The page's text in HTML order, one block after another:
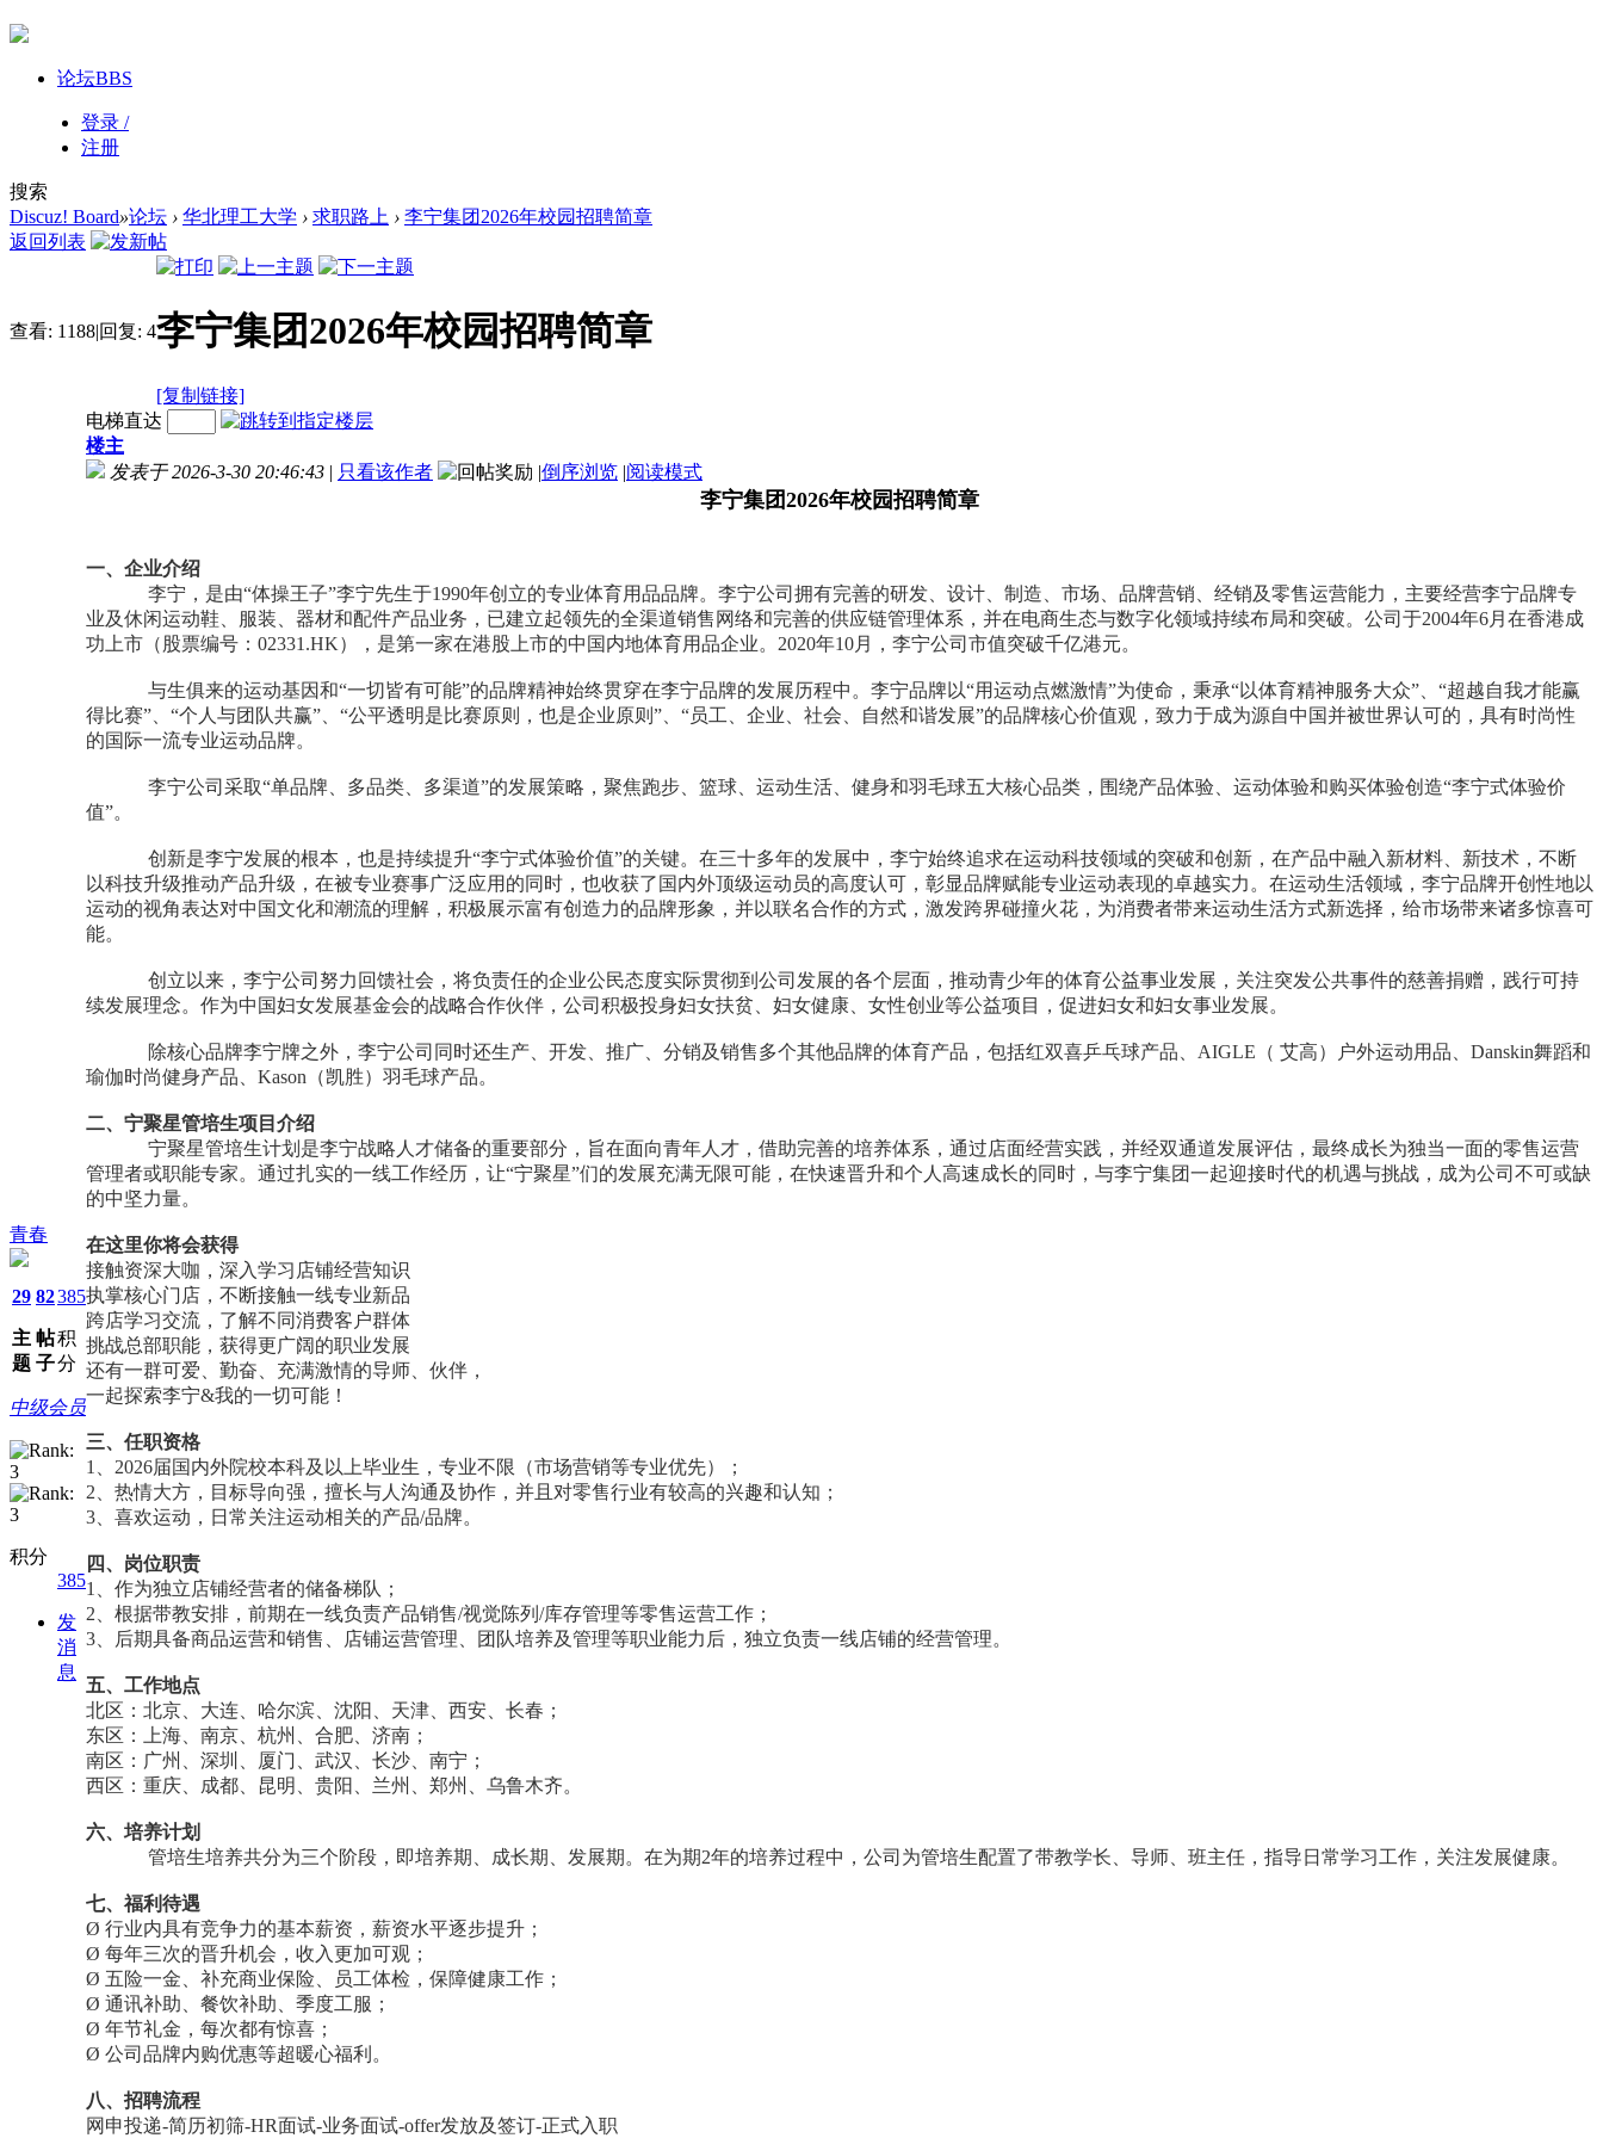
论坛BBS
登录 /
注册
搜索
Discuz! Board»论坛 › 华北理工大学 › 求职路上 › 李宁集团2026年校园招聘简章
返回列表
查看: 1188|回复: 4李宁集团2026年校园招聘简章
[复制链接]
青春
29
主
题
82
帖
子
385
积
分
中级会员
积分
385
发
消
息
电梯直达
楼主
发表于 2026-3-30 20:46:43 | 只看该作者 |倒序浏览 |阅读模式
李宁集团2026年校园招聘简章
一、企业介绍
李宁，是由“体操王子”李宁先生于1990年创立的专业体育用品品牌。李宁公司拥有完善的研发、设计、制造、市场、品牌营销、经销及零售运营能力，主要经营李宁品牌专
业及休闲运动鞋、服装、器材和配件产品业务，已建立起领先的全渠道销售网络和完善的供应链管理体系，并在电商生态与数字化领域持续布局和突破。公司于2004年6月在香港成
功上市（股票编号：02331.HK），是第一家在港股上市的中国内地体育用品企业。2020年10月，李宁公司市值突破千亿港元。
与生俱来的运动基因和“一切皆有可能”的品牌精神始终贯穿在李宁品牌的发展历程中。李宁品牌以“用运动点燃激情”为使命，秉承“以体育精神服务大众”、“超越自我才能赢
得比赛”、“个人与团队共赢”、“公平透明是比赛原则，也是企业原则”、“员工、企业、社会、自然和谐发展”的品牌核心价值观，致力于成为源自中国并被世界认可的，具有时尚性
的国际一流专业运动品牌。
李宁公司采取“单品牌、多品类、多渠道”的发展策略，聚焦跑步、篮球、运动生活、健身和羽毛球五大核心品类，围绕产品体验、运动体验和购买体验创造“李宁式体验价
值”。
创新是李宁发展的根本，也是持续提升“李宁式体验价值”的关键。在三十多年的发展中，李宁始终追求在运动科技领域的突破和创新，在产品中融入新材料、新技术，不断
以科技升级推动产品升级，在被专业赛事广泛应用的同时，也收获了国内外顶级运动员的高度认可，彰显品牌赋能专业运动表现的卓越实力。在运动生活领域，李宁品牌开创性地以
运动的视角表达对中国文化和潮流的理解，积极展示富有创造力的品牌形象，并以联名合作的方式，激发跨界碰撞火花，为消费者带来运动生活方式新选择，给市场带来诸多惊喜可
能。
创立以来，李宁公司努力回馈社会，将负责任的企业公民态度实际贯彻到公司发展的各个层面，推动青少年的体育公益事业发展，关注突发公共事件的慈善捐赠，践行可持
续发展理念。作为中国妇女发展基金会的战略合作伙伴，公司积极投身妇女扶贫、妇女健康、女性创业等公益项目，促进妇女和妇女事业发展。
除核心品牌李宁牌之外，李宁公司同时还生产、开发、推广、分销及销售多个其他品牌的体育产品，包括红双喜乒乓球产品、AIGLE（ 艾高）户外运动用品、Danskin舞蹈和
瑜伽时尚健身产品、Kason（凯胜）羽毛球产品。
二、宁聚星管培生项目介绍
宁聚星管培生计划是李宁战略人才储备的重要部分，旨在面向青年人才，借助完善的培养体系，通过店面经营实践，并经双通道发展评估，最终成长为独当一面的零售运营
管理者或职能专家。通过扎实的一线工作经历，让“宁聚星”们的发展充满无限可能，在快速晋升和个人高速成长的同时，与李宁集团一起迎接时代的机遇与挑战，成为公司不可或缺
的中坚力量。
在这里你将会获得
接触资深大咖，深入学习店铺经营知识
执掌核心门店，不断接触一线专业新品
跨店学习交流，了解不同消费客户群体
挑战总部职能，获得更广阔的职业发展
还有一群可爱、勤奋、充满激情的导师、伙伴，
一起探索李宁&我的一切可能！
三、任职资格
1、2026届国内外院校本科及以上毕业生，专业不限（市场营销等专业优先）；
2、热情大方，目标导向强，擅长与人沟通及协作，并且对零售行业有较高的兴趣和认知；
3、喜欢运动，日常关注运动相关的产品/品牌。
四、岗位职责
1、作为独立店铺经营者的储备梯队；
2、根据带教安排，前期在一线负责产品销售/视觉陈列/库存管理等零售运营工作；
3、后期具备商品运营和销售、店铺运营管理、团队培养及管理等职业能力后，独立负责一线店铺的经营管理。
五、工作地点
北区：北京、大连、哈尔滨、沈阳、天津、西安、长春；
东区：上海、南京、杭州、合肥、济南；
南区：广州、深圳、厦门、武汉、长沙、南宁；
西区：重庆、成都、昆明、贵阳、兰州、郑州、乌鲁木齐。
六、培养计划
管培生培养共分为三个阶段，即培养期、成长期、发展期。在为期2年的培养过程中，公司为管培生配置了带教学长、导师、班主任，指导日常学习工作，关注发展健康。
七、福利待遇
Ø 行业内具有竞争力的基本薪资，薪资水平逐步提升；
Ø 每年三次的晋升机会，收入更加可观；
Ø 五险一金、补充商业保险、员工体检，保障健康工作；
Ø 通讯补助、餐饮补助、季度工服；
Ø 年节礼金，每次都有惊喜；
Ø 公司品牌内购优惠等超暖心福利。
八、招聘流程
网申投递-简历初筛-HR面试-业务面试-offer发放及签订-正式入职